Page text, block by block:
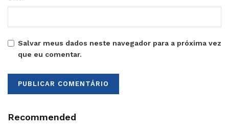
Salvar meus dados neste navegador para a próxima vez
que eu comentar.
Recommended